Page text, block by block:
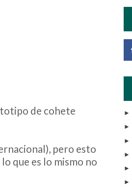
de cohete
pero esto
que es lo mismo no
►
►
►
►
►
►